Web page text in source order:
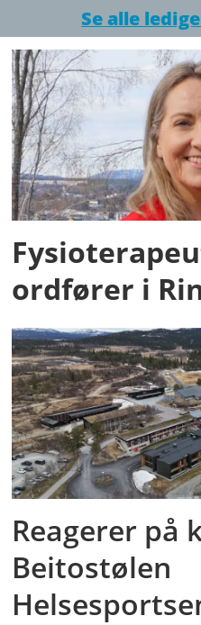
Se alle
ordfører i
Reagerer på
Beitostølen